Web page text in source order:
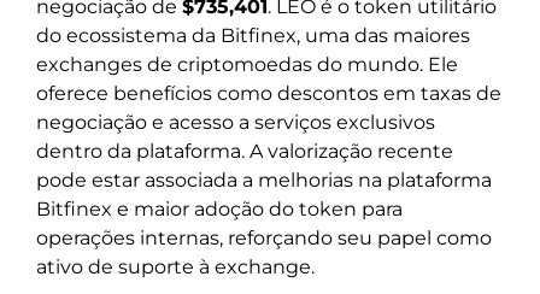
negociação de $735,401 . LEO é o token utilitário
do ecossistema da Bitfinex, uma das maiores
exchanges de criptomoedas do mundo. Ele
oferece benefícios como descontos em taxas de
negociação e acesso a serviços exclusivos
dentro da plataforma. A valorização recente
pode estar associada a melhorias na plataforma
Bitfinex e maior adoção do token para
operações internas, reforçando seu papel como
ativo de suporte à exchange.